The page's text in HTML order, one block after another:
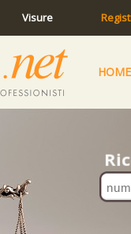
Visure
HOME